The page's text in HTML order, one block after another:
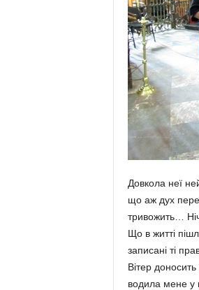
Довкола неї
що аж дух
тривожить…
Що в житті
записані ті
Вітер
водила мене у